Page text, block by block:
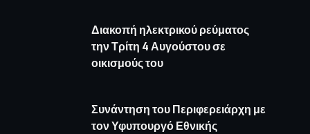
Διακοπή ηλεκτρικού ρεύματος
την Τρίτη 4 Αυγούστου σε
οικισμούς του
Συνάντηση του Περιφερειάρχη με
τον Υφυπουργό Εθνικής